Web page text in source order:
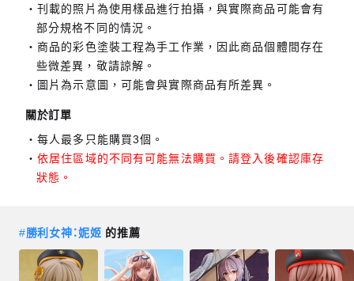
刊載的照片為使用樣品進行拍攝，與實際商品可能會有
部分規格不同的情況。
商品的彩色塗裝工程為手工作業，因此商品個體間存在
些微差異，敬請諒解。
圖片為示意圖，可能會與實際商品有所差異。
關於訂單
每人最多只能購買3個。
依居住區域的不同有可能無法購買。請登入後確認庫存
狀態。
#勝利女神：妮姬 的推薦